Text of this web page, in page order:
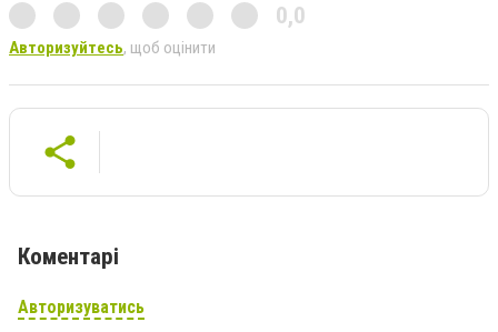
0,0
Авторизуйтесь, щоб оцінити
Коментарі
Авторизуватись